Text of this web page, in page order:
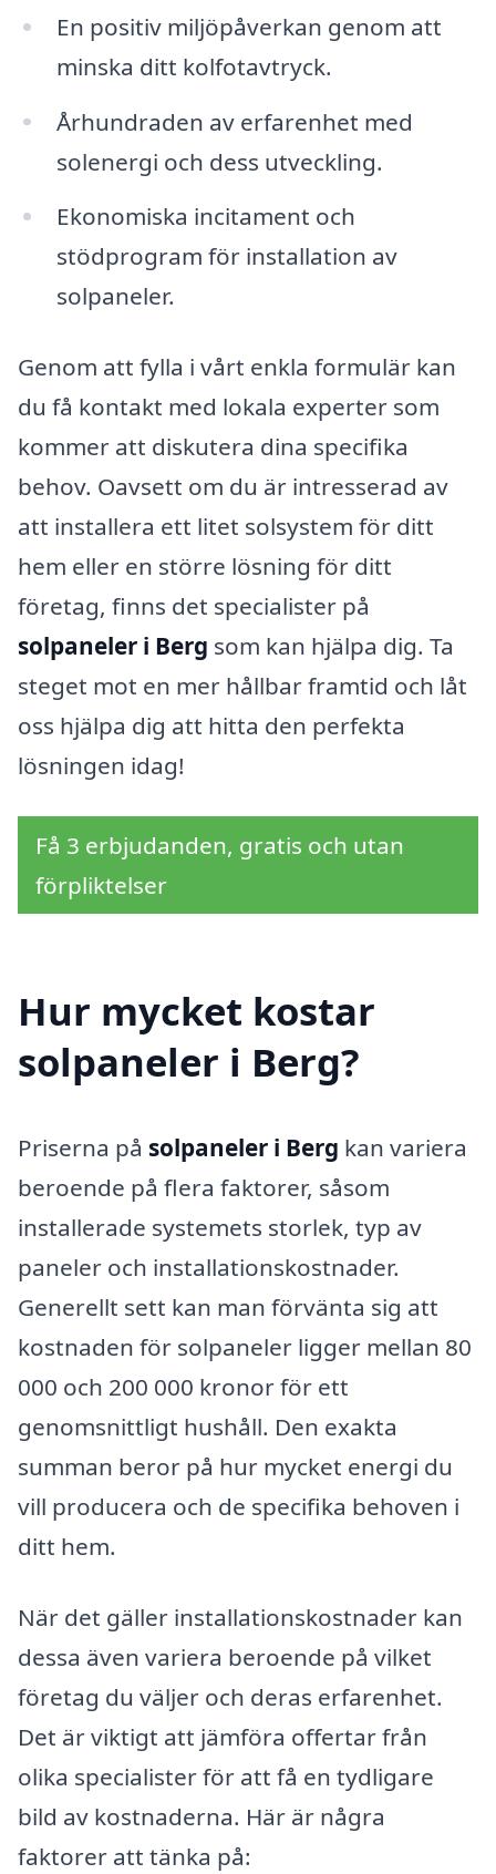
En positiv miljöpåverkan genom att
minska ditt kolfotavtryck.
Århundraden av erfarenhet med
solenergi och dess utveckling.
Ekonomiska incitament och
stödprogram för installation av
solpaneler.
Genom att fylla i vårt enkla formulär kan
du få kontakt med lokala experter som
kommer att diskutera dina specifika
behov. Oavsett om du är intresserad av
att installera ett litet solsystem för ditt
hem eller en större lösning för ditt
företag, finns det specialister på
solpaneler i Berg som kan hjälpa dig. Ta
steget mot en mer hållbar framtid och låt
oss hjälpa dig att hitta den perfekta
lösningen idag!
Få 3 erbjudanden, gratis och utan
förpliktelser
Hur mycket kostar
solpaneler i Berg?
Priserna på solpaneler i Berg kan variera
beroende på flera faktorer, såsom
installerade systemets storlek, typ av
paneler och installationskostnader.
Generellt sett kan man förvänta sig att
kostnaden för solpaneler ligger mellan 80
000 och 200 000 kronor för ett
genomsnittligt hushåll. Den exakta
summan beror på hur mycket energi du
vill producera och de specifika behoven i
ditt hem.
När det gäller installationskostnader kan
dessa även variera beroende på vilket
företag du väljer och deras erfarenhet.
Det är viktigt att jämföra offertar från
olika specialister för att få en tydligare
bild av kostnaderna. Här är några
faktorer att tänka på: